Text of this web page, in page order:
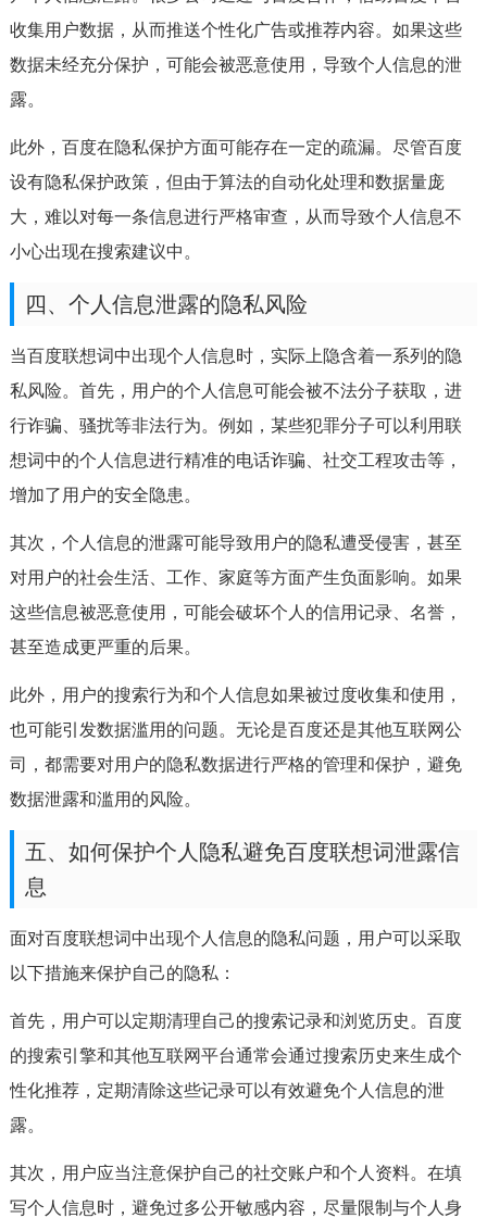
收集用户数据，从而推送个性化广告或推荐内容。如果这些
数据未经充分保护，可能会被恶意使用，导致个人信息的泄
露。
此外，百度在隐私保护方面可能存在一定的疏漏。尽管百度
设有隐私保护政策，但由于算法的自动化处理和数据量庞
大，难以对每一条信息进行严格审查，从而导致个人信息不
小心出现在搜索建议中。
四、个人信息泄露的隐私风险
当百度联想词中出现个人信息时，实际上隐含着一系列的隐
私风险。首先，用户的个人信息可能会被不法分子获取，进
行诈骗、骚扰等非法行为。例如，某些犯罪分子可以利用联
想词中的个人信息进行精准的电话诈骗、社交工程攻击等，
增加了用户的安全隐患。
其次，个人信息的泄露可能导致用户的隐私遭受侵害，甚至
对用户的社会生活、工作、家庭等方面产生负面影响。如果
这些信息被恶意使用，可能会破坏个人的信用记录、名誉，
甚至造成更严重的后果。
此外，用户的搜索行为和个人信息如果被过度收集和使用，
也可能引发数据滥用的问题。无论是百度还是其他互联网公
司，都需要对用户的隐私数据进行严格的管理和保护，避免
数据泄露和滥用的风险。
五、如何保护个人隐私避免百度联想词泄露信
息
面对百度联想词中出现个人信息的隐私问题，用户可以采取
以下措施来保护自己的隐私：
首先，用户可以定期清理自己的搜索记录和浏览历史。百度
的搜索引擎和其他互联网平台通常会通过搜索历史来生成个
性化推荐，定期清除这些记录可以有效避免个人信息的泄
露。
其次，用户应当注意保护自己的社交账户和个人资料。在填
写个人信息时，避免过多公开敏感内容，尽量限制与个人身